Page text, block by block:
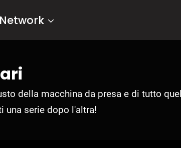
Network
della macchina da presa e di tutto
una serie dopo l'altra!